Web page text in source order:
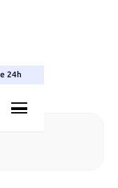
24h